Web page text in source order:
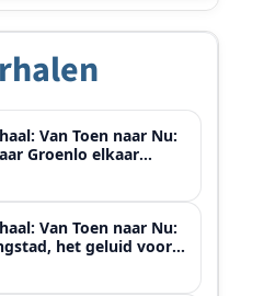
Van Toen naar Nu:
Groenlo elkaar
Van Toen naar Nu:
het geluid voor